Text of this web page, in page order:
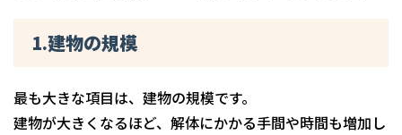
1.建物の規模
最も大きな項目は、建物の規模です。
建物が大きくなるほど、解体にかかる手間や時間も増加し